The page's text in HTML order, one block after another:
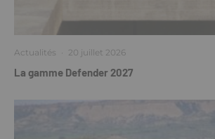
Actualités · 20 juillet 2026
La gamme Defender 2027